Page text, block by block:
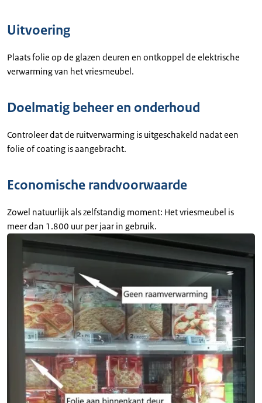
Uitvoering
Plaats folie op de glazen deuren en ontkoppel de elektrische
verwarming van het vriesmeubel.
Doelmatig beheer en onderhoud
Controleer dat de ruitverwarming is uitgeschakeld nadat een
folie of coating is aangebracht.
Economische randvoorwaarde
Zowel natuurlijk als zelfstandig moment: Het vriesmeubel is
meer dan 1.800 uur per jaar in gebruik.